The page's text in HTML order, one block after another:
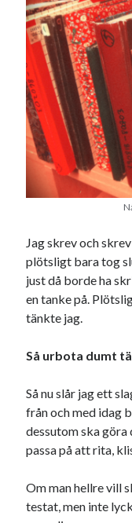
Dessa har något
En amerikansk språkpolis
Fula biblioteksböcker
Egna länkar
Bokstävlar & AI – mitt
Den stora
Godisbrödet från himlen
Köttfärslimpan på allas
Vad ska du laga för mat
Meta
Flöde för inlägg
WordPress.org
Pejpalla!
Jag skrev och
plötsligt bara tog
just då borde ha
en tanke på.
tänkte jag.
Så urbota dumt
Så nu slår jag ett
från och med idag
dessutom ska
passa på att rita,
Om man hellre vill
testat, men inte